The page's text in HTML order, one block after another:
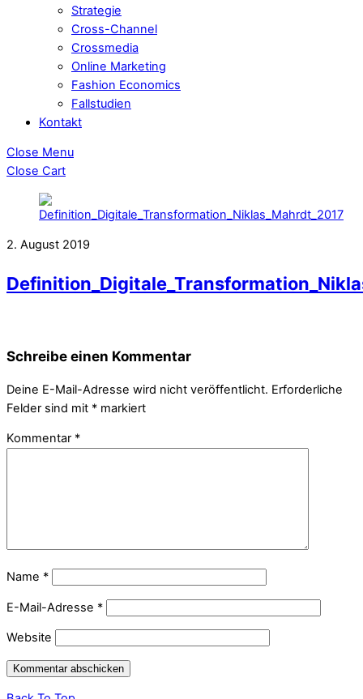
Strategie
Cross-Channel
Crossmedia
Online Marketing
Fashion Economics
Fallstudien
Kontakt
Close Menu
Close Cart
2. August 2019
Schreibe einen Kommentar
Deine E-Mail-Adresse wird nicht veröffentlicht. Erforderliche
Felder sind mit * markiert
Kommentar *
Name *
E-Mail-Adresse *
Website